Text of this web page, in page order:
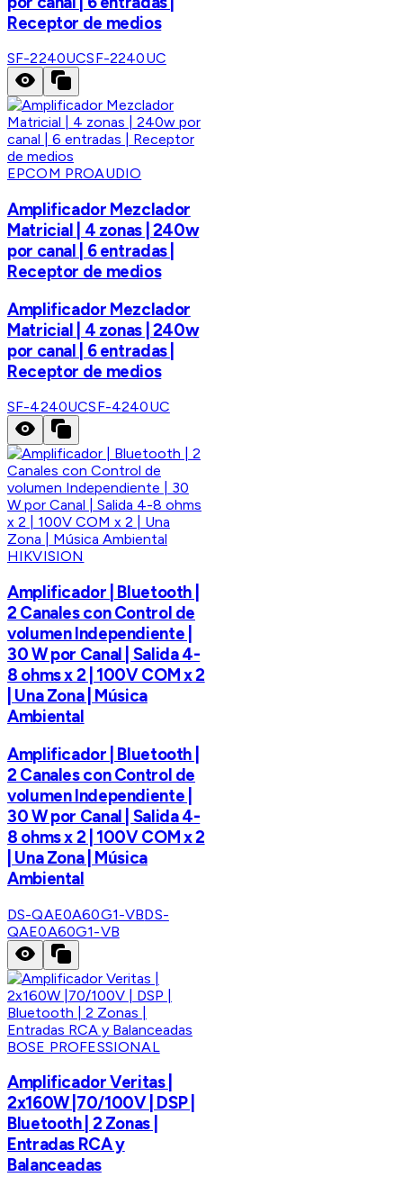
Receptor de medios
SF-2240UCSF-2240UC
EPCOM PROAUDIO
Amplificador Mezclador
Matricial | 4 zonas | 240w
por canal | 6 entradas |
Receptor de medios
Amplificador Mezclador
Matricial | 4 zonas | 240w
por canal | 6 entradas |
Receptor de medios
SF-4240UCSF-4240UC
HIKVISION
Amplificador | Bluetooth |
2 Canales con Control de
volumen Independiente |
30 W por Canal | Salida 4-
8 ohms x 2 | 100V COM x 2
| Una Zona | Música
Ambiental
Amplificador | Bluetooth |
2 Canales con Control de
volumen Independiente |
30 W por Canal | Salida 4-
8 ohms x 2 | 100V COM x 2
| Una Zona | Música
Ambiental
DS-QAE0A60G1-VBDS-
QAE0A60G1-VB
BOSE PROFESSIONAL
Amplificador Veritas |
2x160W |70/100V | DSP |
Bluetooth | 2 Zonas |
Entradas RCA y
Balanceadas